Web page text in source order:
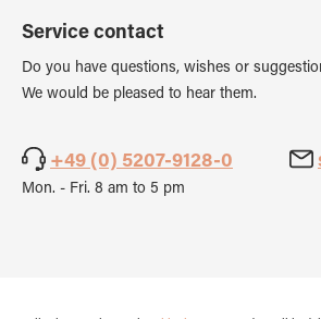
Service contact
Do you have questions, wishes or
We would be pleased to hear them.
+49 (0) 5207-9128-0
Mon. - Fri. 8 am to 5 pm